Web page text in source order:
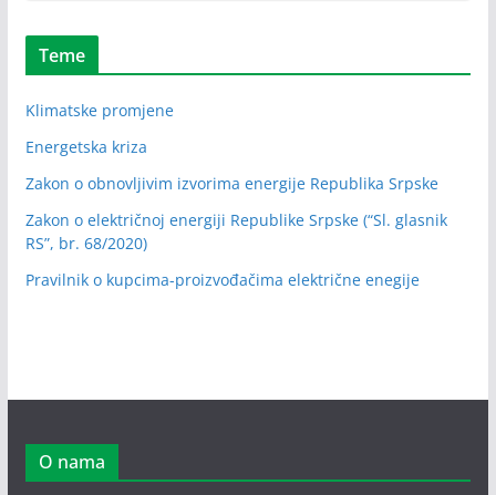
Teme
Klimatske promjene
Energetska kriza
Zakon o obnovljivim izvorima energije Republika Srpske
Zakon o električnoj energiji Republike Srpske (“Sl. glasnik
RS”, br. 68/2020)
Pravilnik o kupcima-proizvođačima električne enegije
O nama